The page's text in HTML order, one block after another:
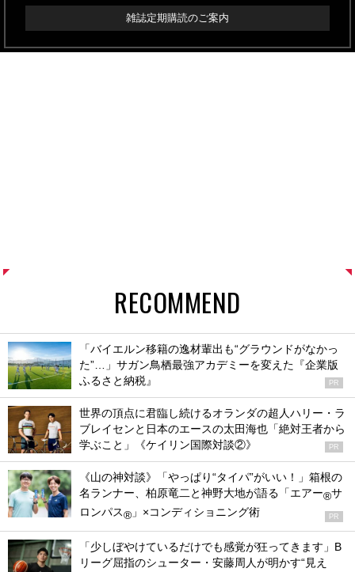
雑誌定期購読のご案内
RECOMMEND
「バイエルン移籍の逸材輩出も“グラウンドがなかっ
た”…」サガン鳥栖最強アカデミーを変えた『企業版
ふるさと納税』
PR
世界の頂点に君臨し続けるオランダの超人ハリー・ラ
ブレイセンと日本のエースの太田海也「絶対王者から
学ぶこと」《ケイリン国際対談②》
PR
《山の神対談》「やっぱり“タイパ”がいい！」箱根の
名ランナー、柏原竜二と神野大地が語る「エアー®サ
ロンパス® 」×コンディショニング術 PR
「少しぼやけているだけでも感覚が狂ってきます」B
リーグ屈指のシューター・安藤周人が明かす“見え